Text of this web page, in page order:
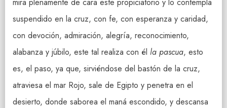
suspendido en la cruz, con fe, con esperanza y caridad,
con devoción, admiración, alegría, reconocimiento,
alabanza y júbilo, este tal realiza con él la pascua, esto
es, el paso, ya que, sirviéndose del bastón de la cruz,
atraviesa el mar Rojo, sale de Egipto y penetra en el
desierto, donde saborea el maná escondido, y descansa